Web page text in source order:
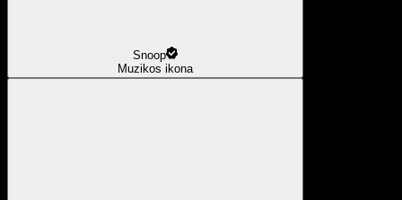
Snoop
Muzikos ikona